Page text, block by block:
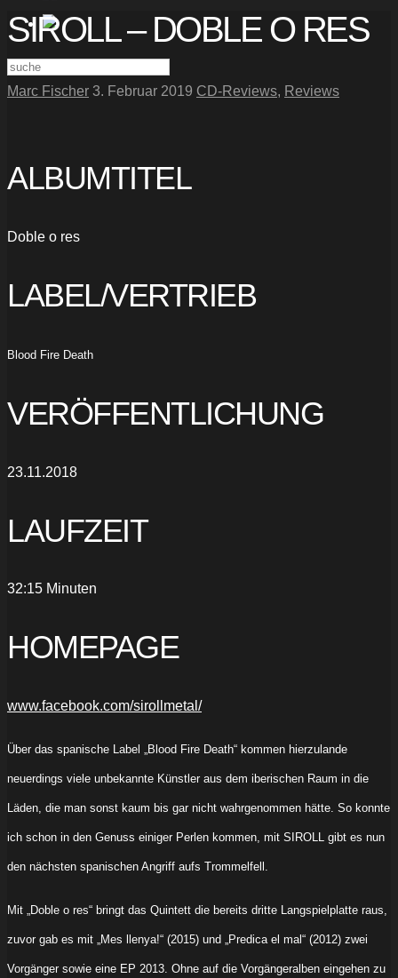
SIROLL – DOBLE O RES
Marc Fischer 3. Februar 2019 CD-Reviews, Reviews
ALBUMTITEL
Doble o res
LABEL/VERTRIEB
Blood Fire Death
VERÖFFENTLICHUNG
23.11.2018
LAUFZEIT
32:15 Minuten
HOMEPAGE
www.facebook.com/sirollmetal/
Über das spanische Label „Blood Fire Death“ kommen hierzulande
neuerdings viele unbekannte Künstler aus dem iberischen Raum in die
Läden, die man sonst kaum bis gar nicht wahrgenommen hätte. So konnte
ich schon in den Genuss einiger Perlen kommen, mit SIROLL gibt es nun
den nächsten spanischen Angriff aufs Trommelfell.
Mit „Doble o res“ bringt das Quintett die bereits dritte Langspielplatte raus,
zuvor gab es mit „Mes llenya!“ (2015) und „Predica el mal“ (2012) zwei
Vorgänger sowie eine EP 2013. Ohne auf die Vorgängeralben eingehen zu